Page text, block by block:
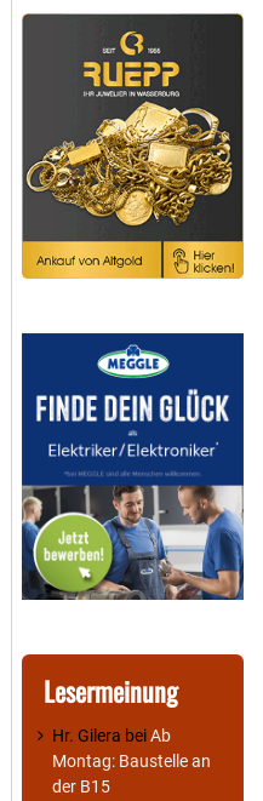
Lesermeinung
Hr. Gilera beiAb
Montag: Baustelle an
der B15